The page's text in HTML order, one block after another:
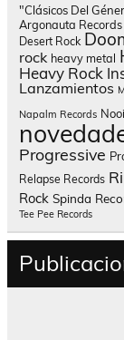
"Clásicos Del
Argonauta Records
Desert Rock
rock heavy metal
Heavy Rock
Lanzamientos
Napalm Records
Progressive
Relapse Records
Rock Spinda
Tee Pee Records